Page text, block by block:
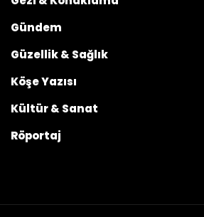
Gündem
Güzellik & Sağlık
Köşe Yazısı
Kültür & Sanat
Röportaj